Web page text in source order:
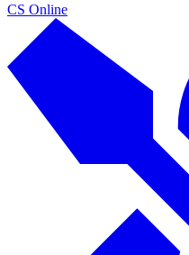
CS Online